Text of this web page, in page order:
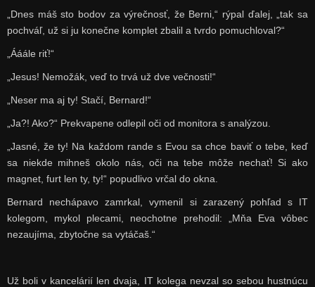
„Dnes máš sto bodov za výrečnosť, že Berni,“ rýpal ďalej, „tak sa
pochváľ, už si ju konečne komplet zbalil a tvrdo pomuchloval?“
„Ááále riť!“
„Jesus! Nemožák, veď to trvá už dve večnosti!“
„Neser ma aj ty! Stačí, Bernard!“
„Ja?! Ako?“ Prekvapene odlepil oči od monitora s analýzou.
„Jasné, že ty! Na každom rande s Evou sa chce baviť o tebe, keď
sa niekde mihneš okolo nás, oči na tebe môže nechať! Si ako
magnet, furt len ty, ty!“ popudlivo vrčal do okna.
Bernard nechápavo zamrkal, vymenil si zarazený pohľad s IT
kolegom, mykol plecami, neochotne prehodil: „Mňa Eva vôbec
nezaujíma, zbytočne sa vytáčaš.“
Už boli v kancelárií len dvaja, IT kolega nevzal so sebou hustnúcu